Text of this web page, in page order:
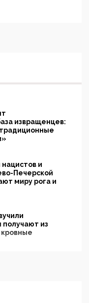
извращенцев:
и
Печерской
миру рога и
из